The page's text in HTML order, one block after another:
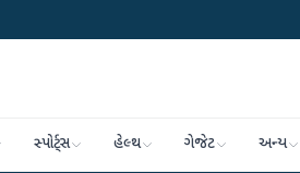
સ્પોર્ટ્સ હેલ્થ ગેજેટ અન્ય